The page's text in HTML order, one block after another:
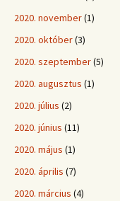
2020. november(1)
2020. október(3)
2020. szeptember(5)
2020. augusztus (1)
2020. július (2)
2020. június (11)
2020. május (1)
2020. április (7)
2020. március (4)